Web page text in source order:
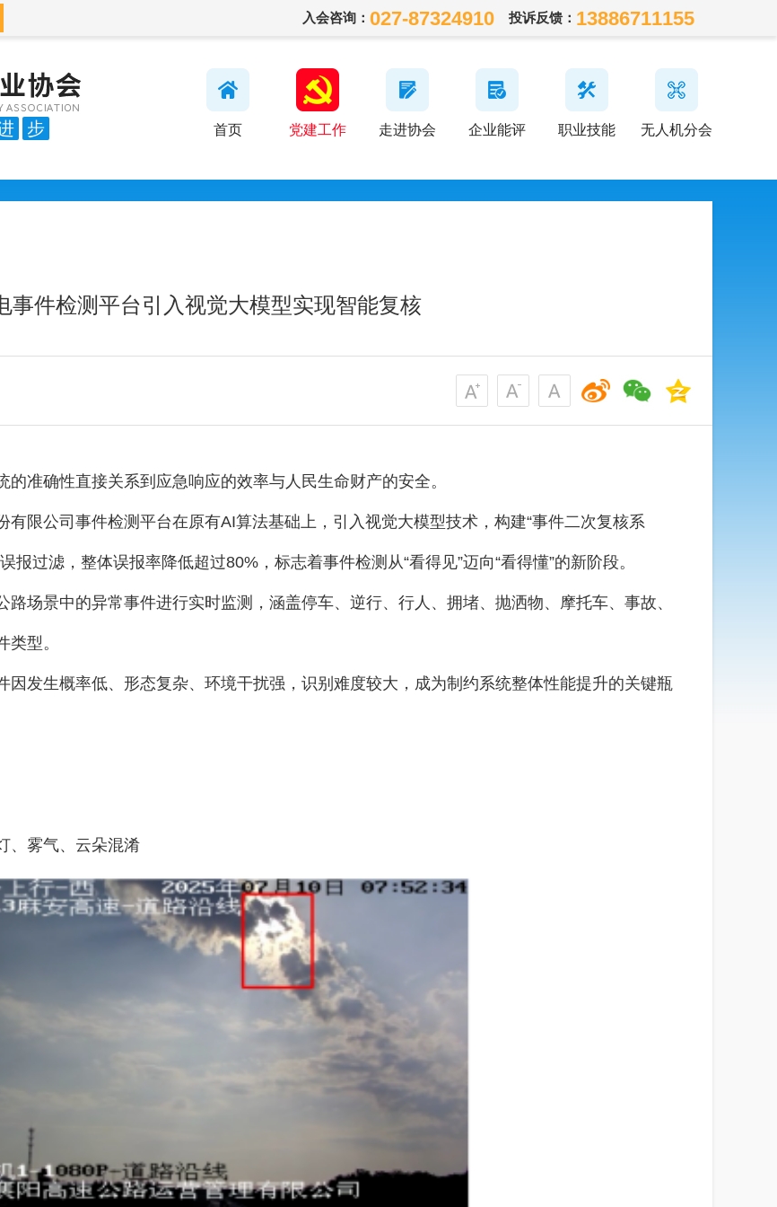
入会咨询： 027-87324910 投诉反馈： 13886711155
步 首页 党建工作 走进协会 企业能评 职业技能 无人机分会
事件检测平台引入视觉大模型实现智能复核
准确性直接关系到应急响应的效率与人民生命财产的安全。
限公司事件检测平台在原有AI算法基础上，引入视觉大模型技术，构建“事件二次复核系
过滤，整体误报率降低超过80%，标志着事件检测从“看得见”迈向“看得懂”的新阶段。
场景中的异常事件进行实时监测，涵盖停车、逆行、行人、拥堵、抛洒物、摩托车、事故、
型。
因发生概率低、形态复杂、环境干扰强，识别难度较大，成为制约系统整体性能提升的关键瓶
、雾气、云朵混淆